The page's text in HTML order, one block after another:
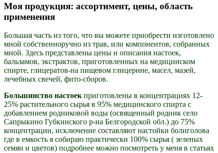
Моя продукция: ассортимент, цены, область
применения
Большая часть из того, что вы можете приобрести изготовлено
мной собственноручно из трав, или компонентов, собранных
мной. Здесь представлены цены и описания настоек,
бальзамов, экстрактов, приготовленных на медицинском
спирте, глицератов-на пищевом глицерине, масел, мазей,
лечебных свечей, фито-сборов.
Большинство настоекприготовлены в концентрациях 12-
25% растительного сырья в 95% медицинского спирта с
добавлением родниковой воды (освященный родник село
Сапрыкино Губкинского р-на Белгородской обл.) до 75%
концентрации, исключение составляют настойки болиголова
где в емкость я собираю практически 100% сырья ( зеленых
семян и цветов) подробнее можно посмотреть у меня в статьях